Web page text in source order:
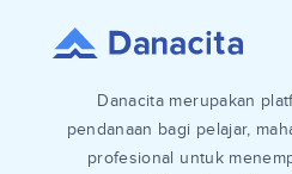
Danacita merupakan
pendanaan bagi pelajar,
profesional untuk